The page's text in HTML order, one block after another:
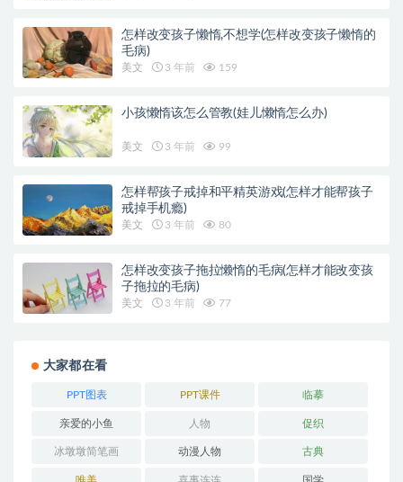
怎样改变孩子懒惰,不想学(怎样改变孩子懒惰的
毛病)
美文 3 年前 159
小孩懒惰该怎么管教(娃儿懒惰怎么办)
美文 3 年前 99
怎样帮孩子戒掉和平精英游戏(怎样才能帮孩子
戒掉手机瘾)
美文 3 年前 80
怎样改变孩子拖拉懒惰的毛病(怎样才能改变孩
子拖拉的毛病)
美文 3 年前 77
大家都在看
PPT图表 PPT课件 临摹
亲爱的小鱼 人物 促织
冰墩墩简笔画 动漫人物 古典